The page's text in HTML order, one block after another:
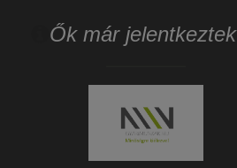
Ők már jelentkeztek